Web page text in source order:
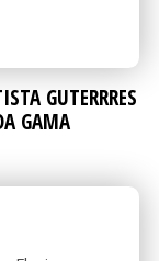
GUTERRRES
GAMA